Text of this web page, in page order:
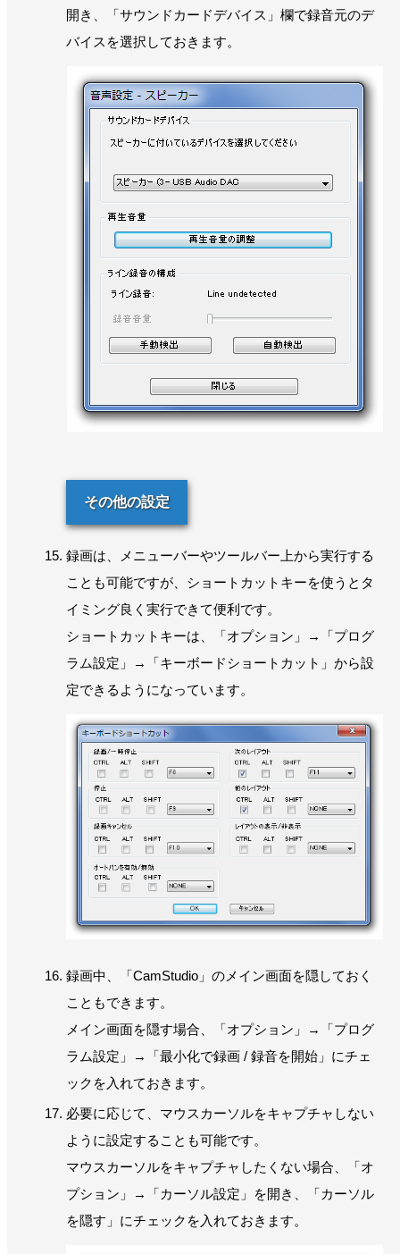
開き、「サウンドカードデバイス」欄で録音元のデ
バイスを選択しておきます。
その他の設定
録画は、メニューバーやツールバー上から実行する
ことも可能ですが、ショートカットキーを使うとタ
イミング良く実行できて便利です。
ショートカットキーは、「オプション」→「プログ
ラム設定」→「キーボードショートカット」から設
定できるようになっています。
録画中、「CamStudio」のメイン画面を隠しておく
こともできます。
メイン画面を隠す場合、「オプション」→「プログ
ラム設定」→「最小化で録画 / 録音を開始」にチェ
ックを入れておきます。
必要に応じて、マウスカーソルをキャプチャしない
ように設定することも可能です。
マウスカーソルをキャプチャしたくない場合、「オ
プション」→「カーソル設定」を開き、「カーソル
を隠す」にチェックを入れておきます。